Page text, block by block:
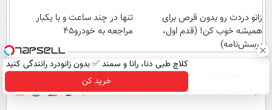
شد🔥
پرداخت
منزل
بفروش
زانو دردت رو بدون قرص برای
همیشه خوب کن! (قدم اول،
پرسش‌نامه)
تنها در چند ساعت و با یکبار
مراجعه به خودرو45
کلاچ طبی دنا، رانا و سمند ✅ بدون زانودرد رانندگی کنید
خرید کن
عصر ایران۲ تماس با ما
آب و هوا اوقات شرعی سواد زندگی